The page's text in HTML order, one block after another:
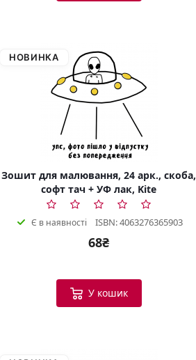
НОВИНКА
Зошит для малювання, 24 арк., скоба,
софт тач + УФ лак, Kite
Є в наявності ISBN: 4063276365903
68₴
У кошик